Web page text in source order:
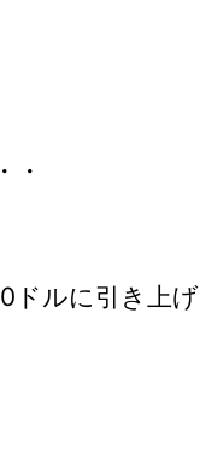
・
ドルに引き上げ